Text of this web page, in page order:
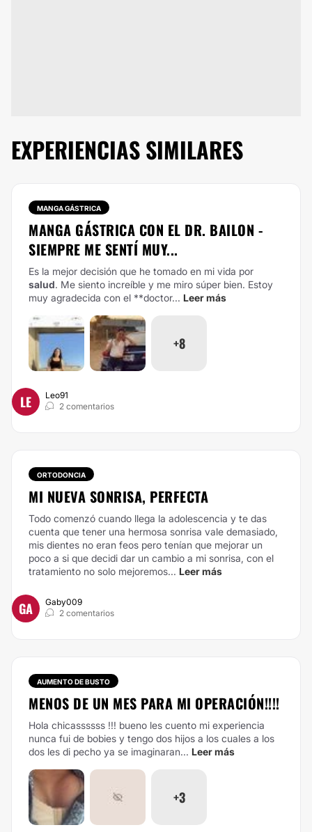
EXPERIENCIAS SIMILARES
MANGA GÁSTRICA
MANGA GÁSTRICA CON EL DR. BAILON -
SIEMPRE ME SENTÍ MUY...
Es la mejor decisión que he tomado en mi vida por
salud. Me siento increíble y me miro súper bien. Estoy
muy agradecida con el **doctor... Leer más
+8
LE
Leo91
2 comentarios
ORTODONCIA
MI NUEVA SONRISA, PERFECTA
Todo comenzó cuando llega la adolescencia y te das
cuenta que tener una hermosa sonrisa vale demasiado,
mis dientes no eran feos pero tenían que mejorar un
poco a si que decidi dar un cambio a mi sonrisa, con el
tratamiento no solo mejoremos... Leer más
GA
Gaby009
2 comentarios
AUMENTO DE BUSTO
MENOS DE UN MES PARA MI OPERACIÓN!!!!
Hola chicassssss !!! bueno les cuento mi experiencia
nunca fui de bobies y tengo dos hijos a los cuales a los
dos les di pecho ya se imaginaran... Leer más
+3